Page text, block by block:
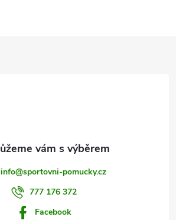
info@sportovni-pomucky.cz
777 176 372
Facebook